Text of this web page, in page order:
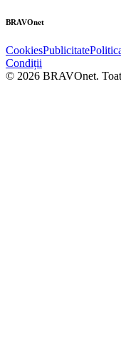
BRAVOnet
CookiesPublicitate
Condiții
© 2026 BRAVOnet.